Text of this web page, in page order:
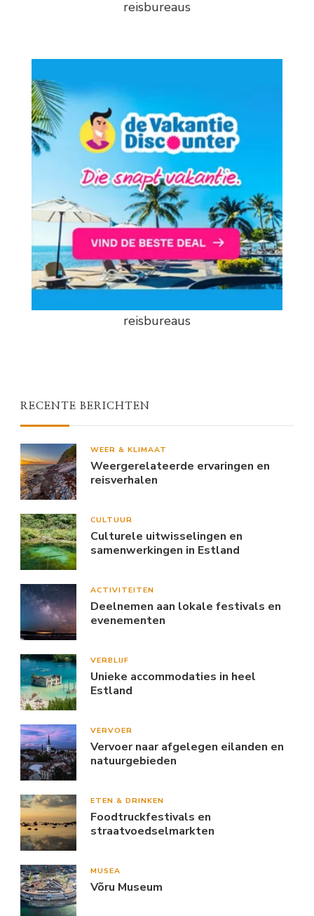
reisbureaus
reisbureaus
RECENTE BERICHTEN
WEER & KLIMAAT
Weergerelateerde ervaringen en
reisverhalen
CULTUUR
Culturele uitwisselingen en
samenwerkingen in Estland
ACTIVITEITEN
Deelnemen aan lokale festivals en
evenementen
VERBLIJF
Unieke accommodaties in heel
Estland
VERVOER
Vervoer naar afgelegen eilanden en
natuurgebieden
ETEN & DRINKEN
Foodtruckfestivals en
straatvoedselmarkten
MUSEA
Võru Museum